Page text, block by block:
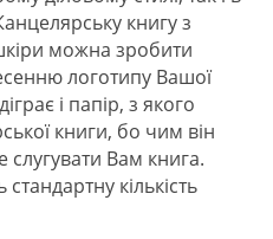
книгу з
можна зробити
логотипу Вашої
і папір, з якого
книги, бо чим він
Вам книга.
кількість